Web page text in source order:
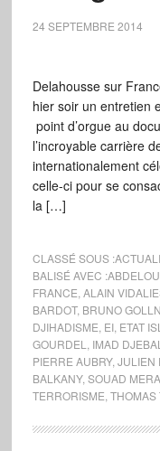
24 SEPTEMBRE 2014
Delahousse sur
hier soir un entretien
point d’orgue au
l’incroyable carrière
internationalement
celle-ci pour se
la […]
CLASSÉ SOUS :
BALISÉ AVEC :
FRANCE ALAIN
BARDOT, BRUNO
DJIHADISME EI, ETAT
GOURDEL
IMAD
PIERRE AUBRY, JULIEN
BALKANY, SOUAD
TERRORISME THOMAS